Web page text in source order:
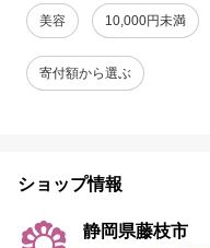
美容 10,000円未満
寄付額から選ぶ
ショップ情報
静岡県藤枝市